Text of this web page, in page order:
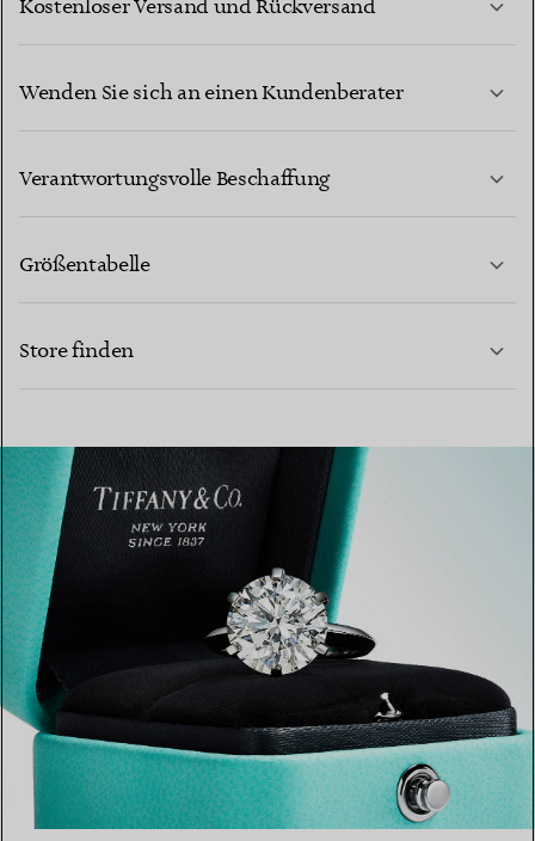
Kostenloser Versand und Rückversand
Wenden Sie sich an einen Kundenberater
Verantwortungsvolle Beschaffung
MEHR ERFAHREN
Größentabelle
Store finden
EINEN STORE IN IHRER NÄHE FINDEN